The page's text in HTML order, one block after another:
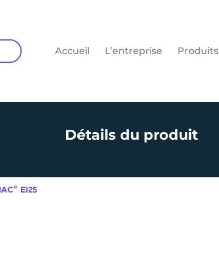
Accueil L’entreprise Produits
Détails du produit
EI25